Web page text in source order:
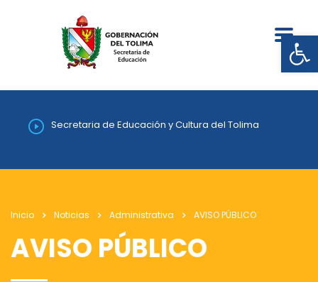
Secretaria de Educación y Cultura del Tolima
Inicio Noticias Administrativa AVISO PÚBLICO
AVISO PÚBLICO